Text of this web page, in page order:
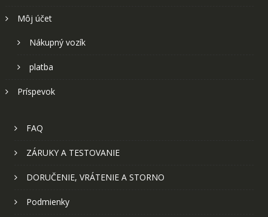
Môj účet
Nákupný vozík
platba
Príspevok
FAQ
ZÁRUKY A TESTOVANIE
DORUČENIE, VRÁTENIE A STORNO
Podmienky